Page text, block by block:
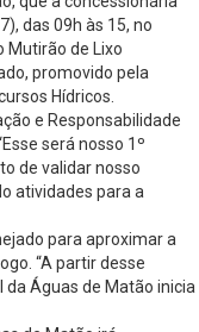
das 09h às 15, no
Mutirão de Lixo
promovido pela
Hídricos.
e Responsabilidade
será nosso 1º
de validar nosso
atividades para a
para aproximar a
“A partir desse
Águas de Matão inicia